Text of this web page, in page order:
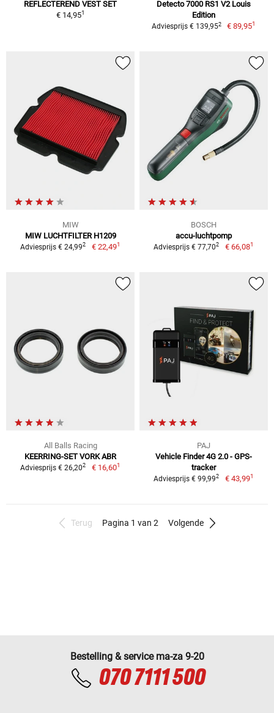
REFLECTEREND VEST SET
€ 14,951
Detecto 7000 RS1 V2 Louis
Edition
Adviesprijs € 139,952 € 89,951
MIW
MIW LUCHTFILTER H1209
Adviesprijs € 24,992 € 22,491
BOSCH
accu-luchtpomp
Adviesprijs € 77,702 € 66,081
All Balls Racing
KEERRING-SET VORK ABR
Adviesprijs € 26,202 € 16,601
PAJ
Vehicle Finder 4G 2.0 - GPS-
tracker
Adviesprijs € 99,992 € 43,991
Terug Pagina 1 van 2 Volgende
Bestelling & service ma-za 9-20
070 7111 500